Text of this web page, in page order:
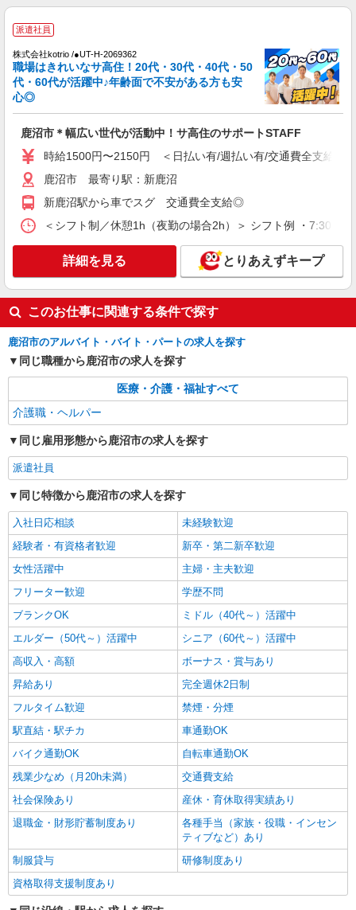
栃木県鹿沼市
詳細を見る
派遣社員
株式会社kotrio /●UT-H-1732994
支援員＊研修充実してるのか〜未経験だけど挑
戦してみようかな！
時給1500円〜2125円 ＜日払い有/週払い有/交
鹿沼市 最寄り駅：新鹿沼
キープ 詳細を見る
パート 派遣社員
日研トータルソーシング株式会社 メディカルケア事業部/宇都宮オフ
ィス
介護スタッフ／資格あり or 経験者
時給1,330円〜1,400円 ◆無資格・経験者：時
給1,330円〜 ◆初任者研修・未経験：時給1,330
円〜 ◆初任者研修・経験者：時給1,350円〜 ◆介
護福祉士：時給1,400円〜 ※経験者は3ヶ月以上 ※
給与幅は経験・能力による ★週払いOK（規定あ
り）
栃木県鹿沼市 【最寄駅】東武日光線「楡木
駅」 ★勤務地は3000ヶ所以上★ 自宅から通いや
すいエリアなど、お好きな勤務地をお選び下さ
い！！
キープ
アルバイト パート 派遣社員 紹介予定派遣
日研トータルソーシング株式会社 メディカルケア事業部/宇都宮オフ
ィス
未経験・無資格OKの介護スタッフ
時給1,300円〜1,400円 ★週払いOK（規定あ
り） ※給与幅は経験・能力による
栃木県鹿沼市 【最寄駅】東武日光線「樅山
すいエリアなど、お好きな勤務地をお選び下さ
キープ
派遣社員
（株）ウィルオブ・ワークCW 宇都宮支店/ms090101
高齢者向けマンションstaff
時給1500円 ◆前払い・日払い・週払いOK
栃木県鹿沼市
詳細を見る
派遣社員
株式会社kotrio /●UT-H-2069362
職場はきれいなサ高住！20代・30代・40代・50
代・60代が活躍中♪年齢面で不安がある方も安
心◎
鹿沼市＊幅広い世代が活動中！サ高住のサポートSTAFF
時給1500円〜2150円 ＜日払い有/週払い有/交通費全支給(ガ
鹿沼市 最寄り駅：新鹿沼
新鹿沼駅から車でスグ 交通費全支給◎
＜シフト制／休憩1h（夜勤の場合2h）＞ シフト例 ・7:30
詳細を見る とりあえずキープ
このお仕事に関連する条件で探す
鹿沼市のアルバイト・バイト・パートの求人を探す
同じ職種から鹿沼市の求人を探す
医療・介護・福祉すべて
介護職・ヘルパー
同じ雇用形態から鹿沼市の求人を探す
派遣社員
同じ特徴から鹿沼市の求人を探す
入社日応相談
未経験歓迎
経験者・有資格者歓迎
新卒・第二新卒歓迎
女性活躍中
主婦・主夫歓迎
フリーター歓迎
学歴不問
ブランクOK
ミドル（40代～）活躍中
エルダー（50代～）活躍中
シニア（60代～）活躍中
高収入・高額
ボーナス・賞与あり
昇給あり
完全週休2日制
フルタイム歓迎
禁煙・分煙
駅直結・駅チカ
車通勤OK
バイク通勤OK
自転車通勤OK
残業少なめ（月20h未満）
交通費支給
社会保険あり
産休・育休取得実績あり
退職金・財形貯蓄制度あり
各種手当（家族・役職・インセン
ティブなど）あり
制服貸与
研修制度あり
資格取得支援制度あり